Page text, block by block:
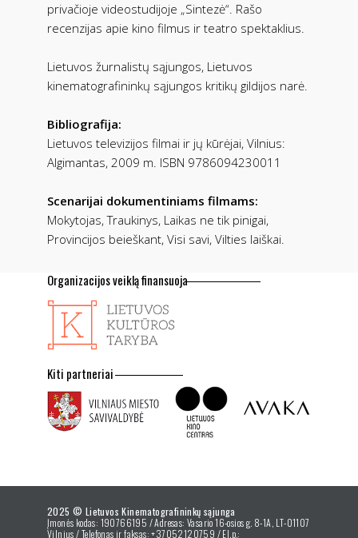
privačioje videostudijoje „Sintezė“. Rašo
recenzijas apie kino filmus ir teatro spektaklius.
Lietuvos žurnalistų sąjungos, Lietuvos
kinematografininkų sąjungos kritikų gildijos narė.
Bibliografija:
Lietuvos televizijos filmai ir jų kūrėjai, Vilnius:
Algimantas, 2009 m. ISBN 9786094230011
Scenarijai dokumentiniams filmams:
Mokytojas, Traukinys, Laikas ne tik pinigai,
Provincijos beieškant, Visi savi, Vilties laiškai.
Organizacijos veiklą finansuoja
Kiti partneriai
2025 © Lietuvos Kinematografininkų sąjunga
Įmonės kodas: 190766195 / Adresas: Vasario 16-osios g. 8-1A, LT-01107
Vilnius / Telefonas ir faksas: +37052120759 / El.p.: